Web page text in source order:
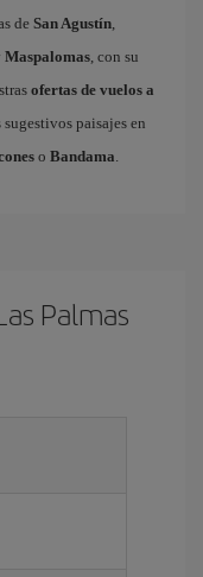
de San Agustín,
Maspalomas, con su
ofertas de vuelos a
paisajes en
o Bandama.
Palmas